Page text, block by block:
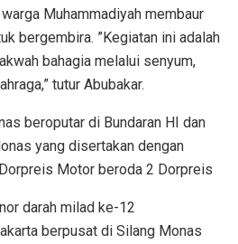
Muhammadiyah membaur
bergembira. ”Kegiatan ini adalah
bahagia melalui senyum,
tutur Abubakar.
beroputar di Bundaran HI dan
yang disertakan dengan
Motor beroda 2 Dorpreis
darah milad ke-12
berpusat di Silang Monas